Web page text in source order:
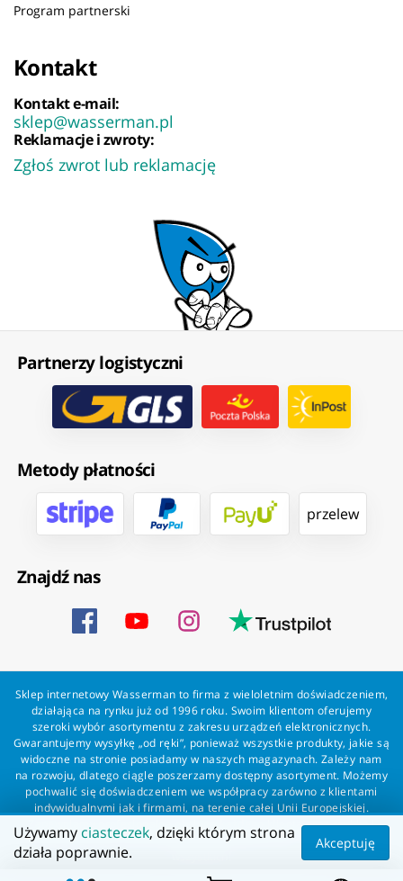
Program partnerski
Kontakt
Kontakt e-mail:
sklep@wasserman.pl
Reklamacje i zwroty:
Zgłoś zwrot lub reklamację
Partnerzy logistyczni
Metody płatności
przelew
Znajdź nas
Sklep internetowy Wasserman to firma z wieloletnim doświadczeniem,
działająca na rynku już od 1996 roku. Swoim klientom oferujemy
szeroki wybór asortymentu z zakresu urządzeń elektronicznych.
Gwarantujemy wysyłkę „od ręki”, ponieważ wszystkie produkty, jakie są
widoczne na stronie posiadamy w naszych magazynach. Zależy nam
na rozwoju, dlatego ciągle poszerzamy dostępny asortyment. Możemy
pochwalić się doświadczeniem we współpracy zarówno z klientami
indywidualnymi jak i firmami, na terenie całej Unii Europejskiej.
Zapewniamy profesjonalną obsługę każdego klienta oraz szybką i
bezproblemową realizację zamówień. Wasserman - wszystko dla
Używamy ciasteczek, dzięki którym strona
działa poprawnie.
Akceptuję